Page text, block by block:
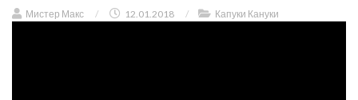
Мистер Макс / 12.01.2018 / Капуки Кануки